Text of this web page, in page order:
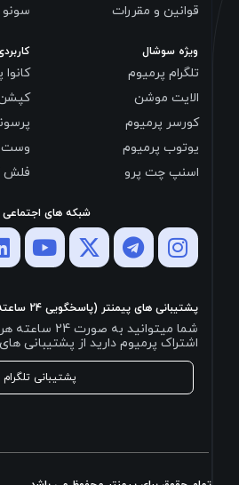
قوانین و مقررات
سونو
ویژه سوشال
تلگرام پرمیوم
الایت موشن
کورسر پرمیوم
یوتوب پرمیوم
اسنپ چت پرو
وست
فلش
شبکه های اجتماعی
پشتیبانی های پیمنتر (پاسخگویی 24 ساعته)
شما میتوانید به
اشتراک پرمیوم دارید از پشتیبانی
پشتیبانی تلگرام